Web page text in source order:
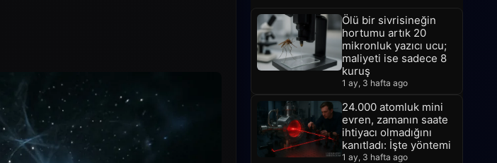
Ölü bir sivrisineğin
hortumu artık 20
mikronluk yazıcı ucu;
maliyeti ise sadece 8
kuruş
1 ay, 3 hafta ago
24.000 atomluk mini
evren, zamanın saate
ihtiyacı olmadığını
kanıtladı: İşte yöntemi
1 ay, 3 hafta ago